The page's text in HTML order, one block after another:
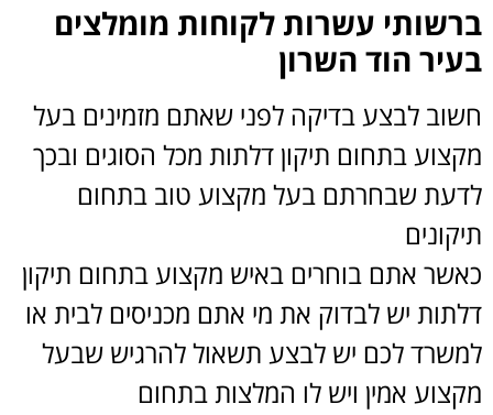
ברשותי עשרות לקוחות מומלצים
בעיר הוד השרון
חשוב לבצע בדיקה לפני שאתם מזמינים בעל
מקצוע בתחום תיקון דלתות מכל הסוגים ובכך
לדעת שבחרתם בעל מקצוע טוב בתחום
תיקונים
כאשר אתם בוחרים באיש מקצוע בתחום תיקון
דלתות יש לבדוק את מי אתם מכניסים לבית או
למשרד לכם יש לבצע תשאול להרגיש שבעל
מקצוע אמין ויש לו המלצות בתחום